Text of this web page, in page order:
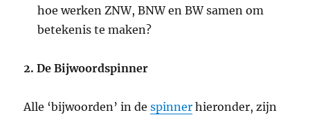
hoe werken ZNW, BNW en BW samen om
betekenis te maken?
2. De Bijwoordspinner
Alle ‘bijwoorden’ in despinner hieronder, zijn